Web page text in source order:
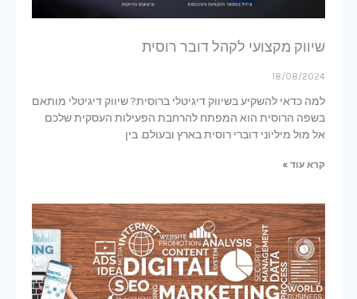
שיווק מקצועי לקהל דובר רוסית
18/08/2024
למה כדאי להשקיע בשיווק דיגיטלי ברוסית? שיווק דיגיטלי מותאם
בשפה הרוסית הוא המפתח להרחבת הפעילות העסקית שלכם
אל מול מיליוני דוברי רוסית בארץ ובעולם. בין
קרא עוד »